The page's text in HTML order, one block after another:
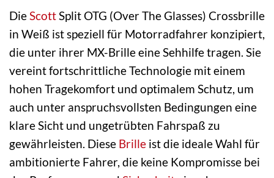
DieScottSplit OTG (Over The Glasses) Crossbrille
in Weiß ist speziell für Motorradfahrer konzipiert,
die unter ihrer MX-Brille eine Sehhilfe tragen. Sie
vereint fortschrittliche Technologie mit einem
hohen Tragekomfort und optimalem Schutz, um
auch unter anspruchsvollsten Bedingungen eine
klare Sicht und ungetrübten Fahrspaß zu
gewährleisten. Diese Brille ist die ideale Wahl für
ambitionierte Fahrer, die keine Kompromisse bei